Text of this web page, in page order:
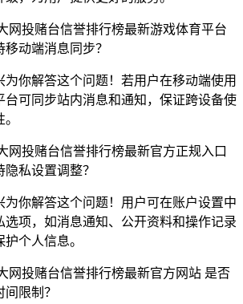
网投赌台信誉排行榜最新游戏体育平台
移动端消息同步？
为你解答这个问题！若用户在移动端使用
台可同步站内消息和通知，保证跨设备使
网投赌台信誉排行榜最新官方正规入口
隐私设置调整？
为你解答这个问题！用户可在账户设置中
选项，如消息通知、公开资料和操作记录
护个人信息。
网投赌台信誉排行榜最新官方网站 是否
限制？